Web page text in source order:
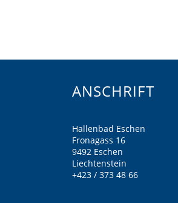
ANSCHRIFT
Hallenbad Eschen
Fronagass 16
9492 Eschen
Liechtenstein
+423 / 373 48 66